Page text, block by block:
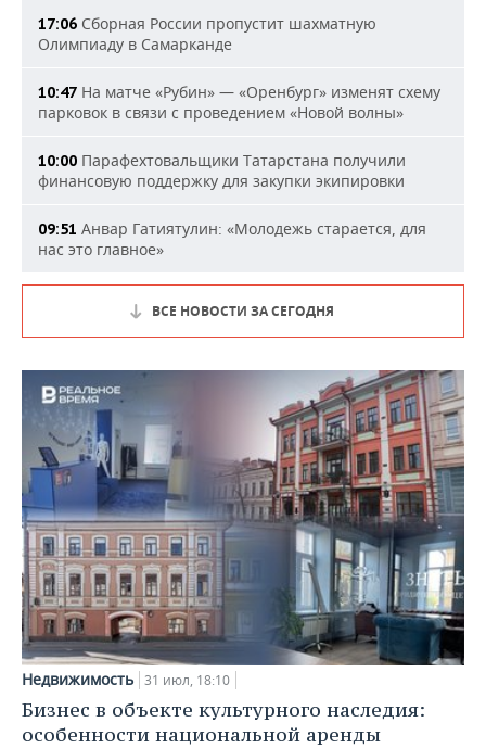
17:06 Сборная России пропустит шахматную
Олимпиаду в Самарканде
10:47 На матче «Рубин» — «Оренбург» изменят схему
парковок в связи с проведением «Новой волны»
10:00 Парафехтовальщики Татарстана получили
финансовую поддержку для закупки экипировки
09:51 Анвар Гатиятулин: «Молодежь старается, для
нас это главное»
ВСЕ НОВОСТИ ЗА СЕГОДНЯ
Недвижимость 31 июл, 18:10
Бизнес в объекте культурного наследия:
особенности национальной аренды